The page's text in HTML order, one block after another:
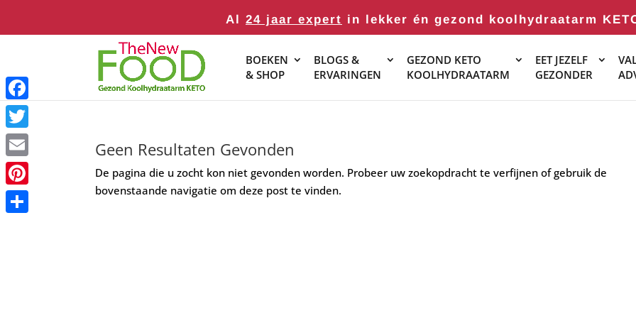
Al 24 jaar expert in lekker én gezond koolhydraatarm
BOEKEN
& SHOP
BLOGS &
ERVARINGEN
GEZOND KETO
KOOLHYDRAATARM
EET JEZELF
GEZONDER
Geen Resultaten Gevonden
De pagina die u zocht kon niet gevonden worden. Probeer uw zoekopdracht te verfijnen of gebruik de
bovenstaande navigatie om deze post te vinden.
Facebook
Twitter
Email
Pinterest